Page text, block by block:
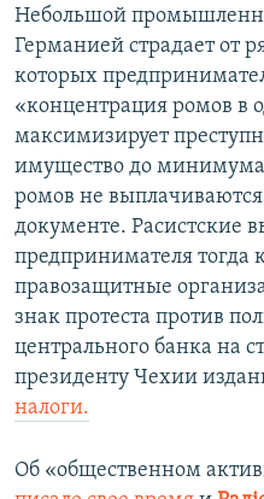
Небольшой
Германией страдает от
которых
«концентрация ромов в
максимизирует
имущество до
ромов не
документе. Расистские
предпринимателя тогда
правозащитные
знак протеста против
центрального банка на
президенту Чехии
налоги.
Об «общественном